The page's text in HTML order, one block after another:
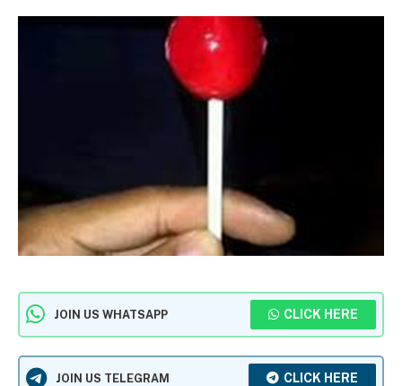
JOIN US WHATSAPP CLICK HERE
JOIN US TELEGRAM CLICK HERE